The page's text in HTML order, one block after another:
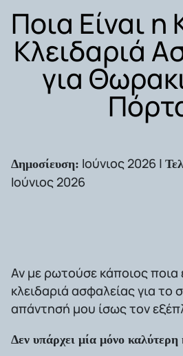
Ποια Είναι η
Κλειδαριά
για
Δημοσίευση: Ιούνιος 2026 |
Ιούνιος 2026
Αν με ρωτούσε κάποιος ποια
κλειδαριά ασφαλείας για το
απάντησή μου ίσως τον
Δεν υπάρχει μία μόνο καλύτερη